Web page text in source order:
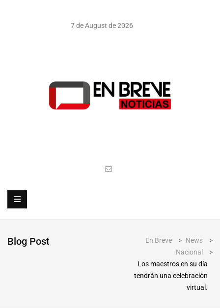
7 de August de 2026
Blog Post En Breve > News
>
Nacional
>
Los maestros en su día
tendrán una celebración
virtual.